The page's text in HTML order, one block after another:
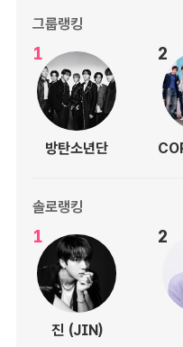
그룹랭킹
1
방탄소년단
2
솔로랭킹
1
진 (JIN)
2